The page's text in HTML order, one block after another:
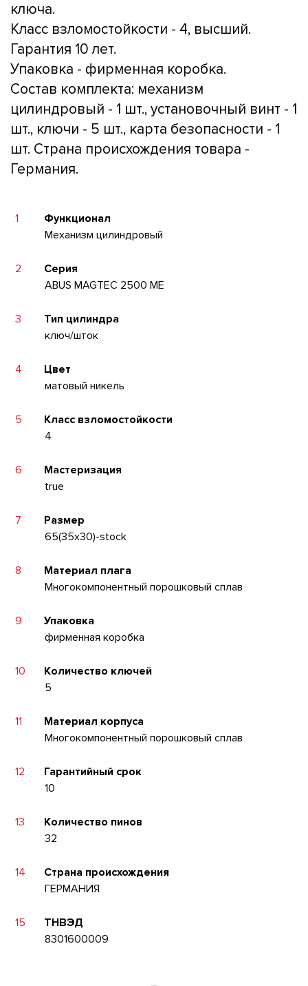
ключа.
Класс взломостойкости - 4, высший.
Гарантия 10 лет.
Упаковка - фирменная коробка.
Состав комплекта: механизм
цилиндровый - 1 шт., установочный винт - 1
шт., ключи - 5 шт., карта безопасности - 1
шт. Страна происхождения товара -
Германия.
1
Функционал
Механизм цилиндровый
2
Серия
ABUS MAGTEC 2500 ME
3
Тип цилиндра
ключ/шток
4
Цвет
матовый никель
5
Класс взломостойкости
4
6
Мастеризация
true
7
Размер
65(35x30)-stock
8
Материал плага
Многокомпонентный порошковый сплав
9
Упаковка
фирменная коробка
10
Количество ключей
5
11
Материал корпуса
Многокомпонентный порошковый сплав
12
Гарантийный срок
10
13
Количество пинов
32
14
Страна происхождения
ГЕРМАНИЯ
15
ТНВЭД
8301600009